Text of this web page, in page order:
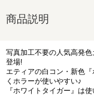
商品説明
写真加工不要の人気高発
登場!
エティアの白コン・新色
くホラーが使いやすい♪
『ホワイトタイガー』は